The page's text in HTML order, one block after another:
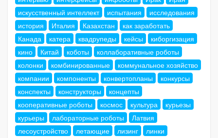
искусственный интеллект
испытания
исследования
история
Италия Казахстан
как заработать
Канада
катера квадрупеды кейсы
киборгизация
кино
Китай коботы
коллаборативные роботы
колонки
комбинированные
коммунальное хозяйство
компании
компоненты конвертопланы
конкурсы
конспекты
конструкторы
концепты
кооперативные роботы
космос культура
курьезы
курьеры
лабораторные роботы
Латвия
лесоустройство
летающие лизинг
линки